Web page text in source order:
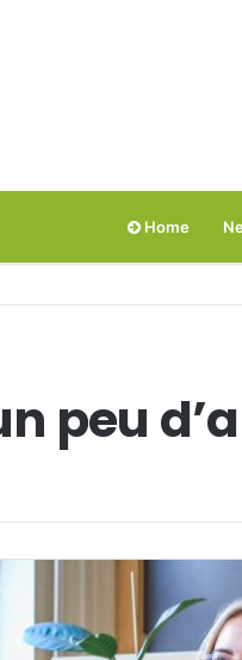
Home
peu